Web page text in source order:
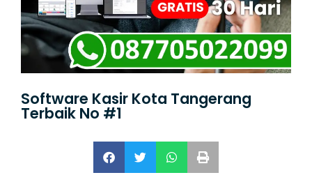
Software Kasir Kota Tangerang
Terbaik No #1